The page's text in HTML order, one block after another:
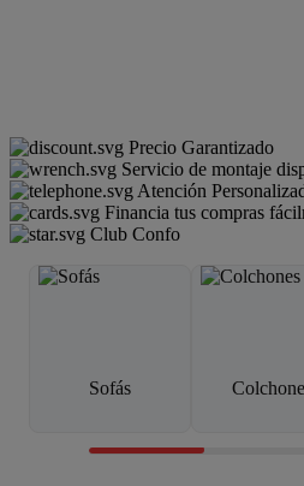
Precio Garantizado
Servicio de montaje
Atención
Financia tus compras
Club Confo
Sofás